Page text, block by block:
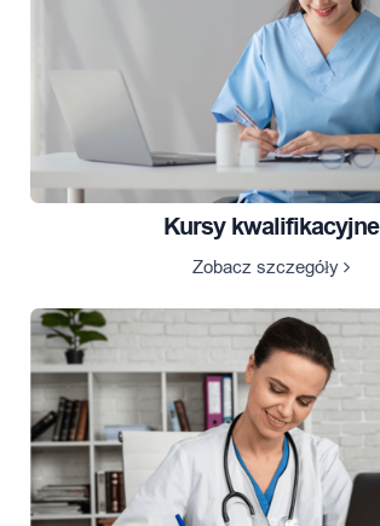
Kursy kwalifikacyjne
Zobacz szczegóły